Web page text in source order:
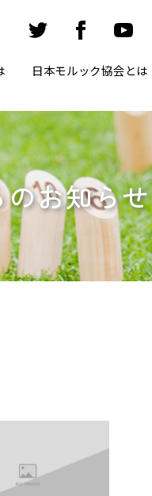
日本モルック協会とは
お知らせ